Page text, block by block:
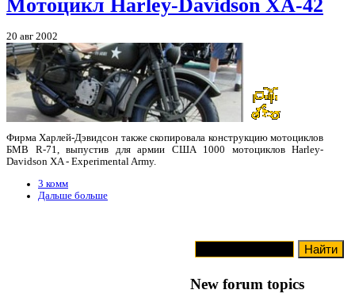
Мотоцикл Harley-Davidson XA-42
20 авг 2002
Фирма Харлей-Дэвидсон также скопировала конструкцию мотоциклов
БМВ R-71, выпустив для армии США 1000 мотоциклов Harley-
Davidson XA - Experimental Army.
3 комм
Дальше больше
New forum topics